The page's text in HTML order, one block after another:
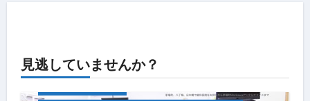
見逃していませんか？